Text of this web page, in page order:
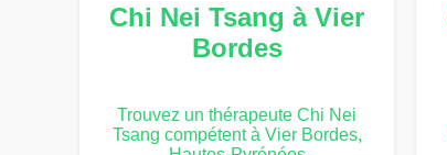
Chi Nei Tsang à Vier
Bordes
Trouvez un thérapeute Chi Nei
Tsang compétent à Vier Bordes,